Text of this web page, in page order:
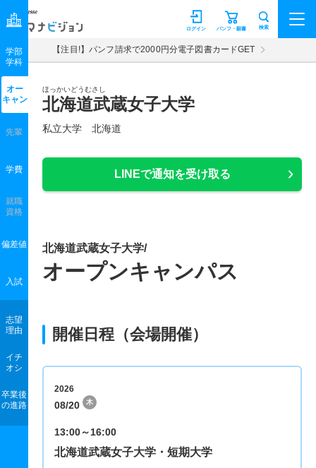
マナビジョン パンフ・願書
ログイン 検索
【注目!】パンフ請求で2000円分電子図書カードGET
ほっかいどうむさし
北海道武蔵女子大学
私立大学 北海道
LINEで通知を受け取る
学部
学科
オー
キャン
先輩
学費
就職
資格
偏差値
入試
志望
理由
イチ
オシ
卒業後
の進路
北海道武蔵女子大学/
オープンキャンパス
開催日程（会場開催）
2026
08/20 木
13:00～16:00
北海道武蔵女子大学・短期大学